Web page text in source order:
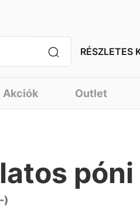
RÉSZLETES
Akciók Outlet
)